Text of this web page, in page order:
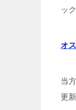
ッ
オ
当
更